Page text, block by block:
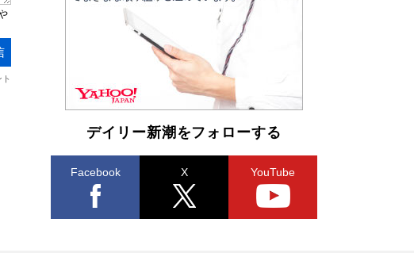
「不意に涙が出そうに…」高嶋政伸が明かし
た“13歳の娘を暴行する役”への葛藤 インティマ
シーコーディネーターに支えられたNHK『大奥』
Book Bang
デイリー新潮をフォローする
Facebook X YouTube